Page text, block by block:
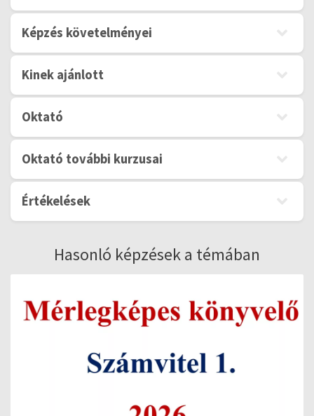
Képzés követelményei
Kinek ajánlott
Oktató
Oktató további kurzusai
Értékelések
Hasonló képzések a témában